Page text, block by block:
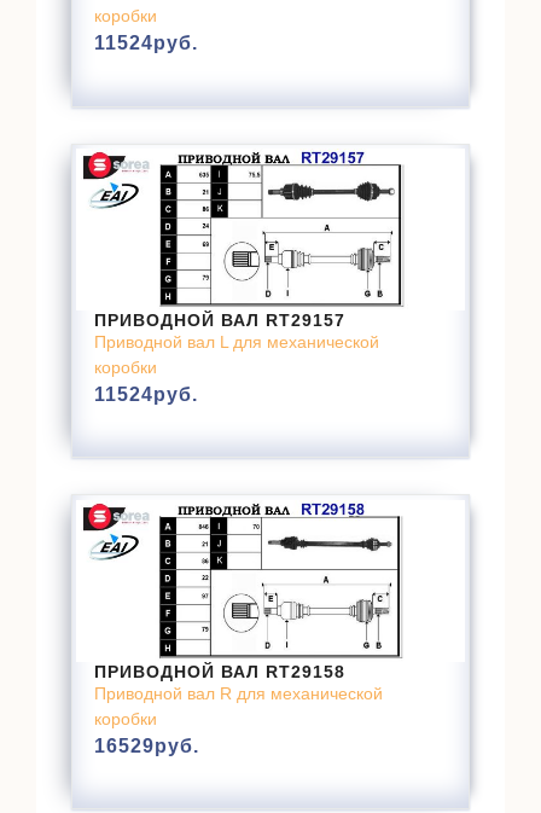
коробки
11524руб.
ПРИВОДНОЙ ВАЛ RT29157
Приводной вал L для механической
коробки
11524руб.
ПРИВОДНОЙ ВАЛ RT29158
Приводной вал R для механической
коробки
16529руб.